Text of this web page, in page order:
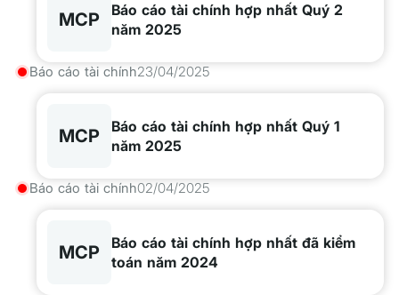
MCP
Báo cáo tài chính hợp nhất Quý 2
năm 2025
Báo cáo tài chính23/04/2025
MCP
Báo cáo tài chính hợp nhất Quý 1
năm 2025
Báo cáo tài chính02/04/2025
MCP
Báo cáo tài chính hợp nhất đã kiểm
toán năm 2024